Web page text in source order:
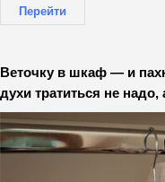
Перейти
Веточку в шкаф — и
духи тратиться не